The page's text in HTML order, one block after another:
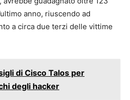
anno, riuscendo ad
a circa due terzi delle vittime
di Cisco Talos per
degli hacker